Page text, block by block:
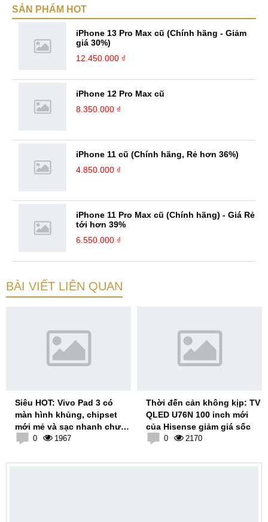
sẽ nhận được thêm nhiều bài học cũng như kinh nghiệm quý giá. Đặc
SẢN PHẨM HOT
iPhone 13 Pro Max cũ (Chính hãng - Giảm
giá 30%)
12.450.000 ₫
iPhone 12 Pro Max cũ
8.350.000 ₫
iPhone 11 cũ (Chính hãng, Rẻ hơn 36%)
4.850.000 ₫
iPhone 11 Pro Max cũ (Chính hãng) - Giá Rẻ
tới hơn 39%
6.550.000 ₫
BÀI VIẾT LIÊN QUAN
Siêu HOT: Vivo Pad 3 có
màn hình khủng, chipset
mới mẻ và sạc nhanh chưa
từng có
0 1967
Thời đến cản không kịp: TV
QLED U76N 100 inch mới
của Hisense giảm giá sốc
0 2170